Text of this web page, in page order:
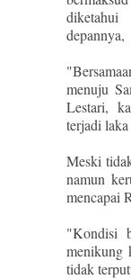
depannya,
menuju
Lestari,
terjadi
Meski
namun
mencapai
"Kondisi
menikung
tidak